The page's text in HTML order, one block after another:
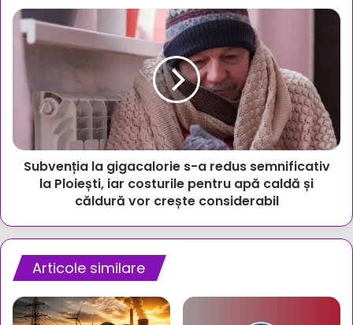
periodic
Subvenția
gigacalorie
semnificativ
Ploiești,
costurile
caldă
căldură
vor
crește
considerabil
Subvenția la gigacalorie s-a redus semnificativ
la Ploiești, iar costurile pentru apă caldă și
căldură vor crește considerabil
Articole similare